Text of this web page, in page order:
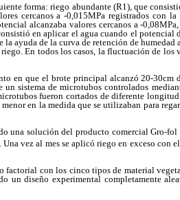
forma: riego abundante (R1), que
cercanos a -0,015MPa registrados con
alcanzaba valores cercanos a -
en aplicar el agua cuando el potencial
ayuda de la curva de retención de humedad
En todos los casos, la fluctuación de los
en que el brote principal alcanzó 20-30cm
sistema de microtubos controlados
fueron cortados de diferente
en la medida que se utilizaban para
una solución del producto comercial Gro-
. Una vez al mes se aplicó riego en exceso con
con los cinco tipos de material
un diseño experimental completamente